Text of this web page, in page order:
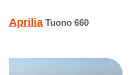
Aprilia Tuono 660